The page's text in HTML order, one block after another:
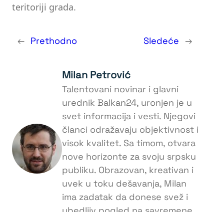
teritoriji grada.
← Prethodno Sledeće →
Milan Petrović
Talentovani novinar i glavni
urednik Balkan24, uronjen je u
svet informacija i vesti. Njegovi
članci odražavaju objektivnost i
visok kvalitet. Sa timom, otvara
nove horizonte za svoju srpsku
publiku. Obrazovan, kreativan i
uvek u toku dešavanja, Milan
ima zadatak da donese svež i